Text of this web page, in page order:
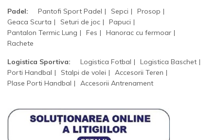
Padel: Pantofi Sport Padel Sepci
Prosop
Geaca Scurta
Seturi de joc
Papuci
Pantalon Termic Lung
Fes
Hanorac cu fermoar
Rachete
Logistica Sportiva: Logistica Fotbal
Logistica Baschet
Porti Handbal
Stalpi de volei
Accesorii Teren
Plase Porti Handbal
Accesorii Antrenament